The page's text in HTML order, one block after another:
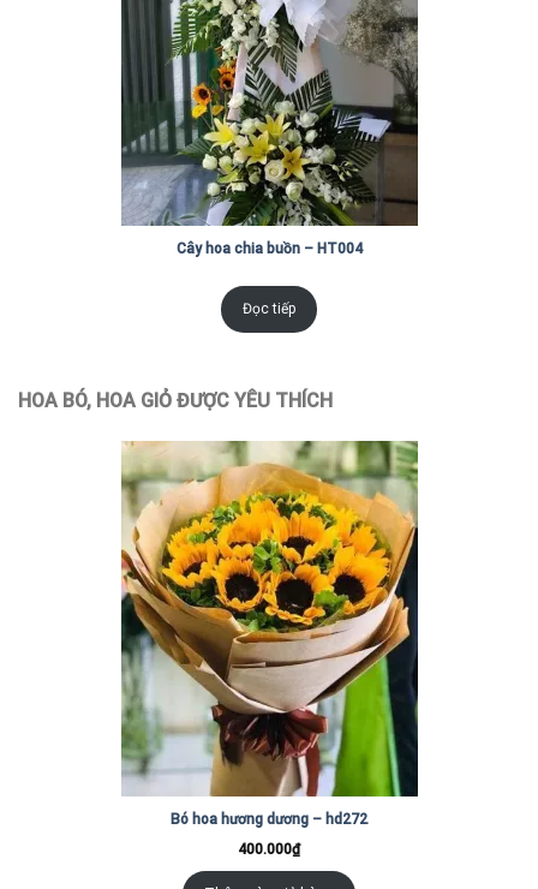
Cây hoa chia buồn – HT004
Đọc tiếp
HOA BÓ, HOA GIỎ ĐƯỢC YÊU THÍCH
Bó hoa hương dương – hd272
400.000₫